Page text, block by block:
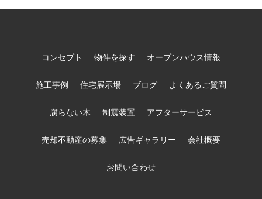
コンセプト 物件を探す オープンハウス情報
施工事例 住宅展示場 ブログ よくあるご質問
腐らない木 制震装置 アフターサービス
売却不動産の募集 広告ギャラリー 会社概要
お問い合わせ